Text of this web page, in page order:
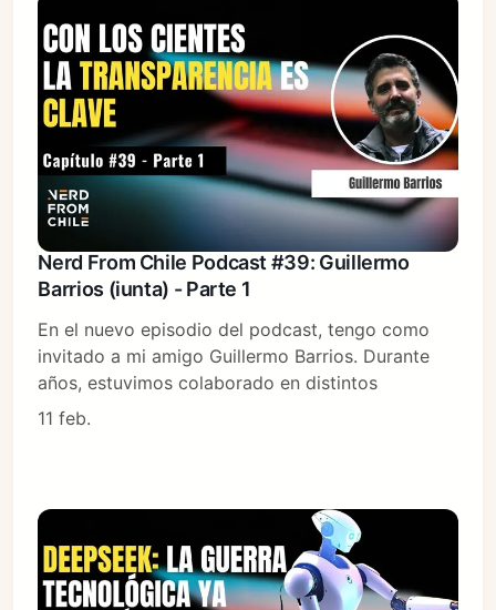
Nerd From Chile Podcast #39: Guillermo
Barrios (iunta) - Parte 1
En el nuevo episodio del podcast, tengo como
invitado a mi amigo Guillermo Barrios. Durante
años, estuvimos colaborado en distintos
11 feb.